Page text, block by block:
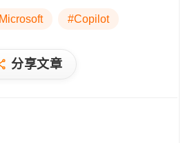
#Copilot
分享文章